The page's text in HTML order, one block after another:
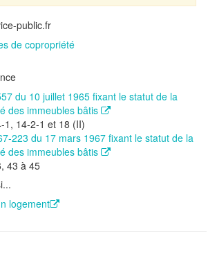
public.fr
de copropriété
du 10 juillet 1965 fixant le statut de la
des immeubles bâtis
1, 14-2-1 et 18 (II)
223 du 17 mars 1967 fixant le statut de la
des immeubles bâtis
43 à 45
logement